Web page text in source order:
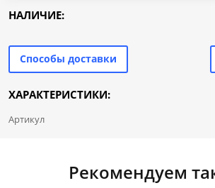
НАЛИЧИЕ:
Способы доставки
ХАРАКТЕРИСТИКИ:
Артикул
Рекомендуем